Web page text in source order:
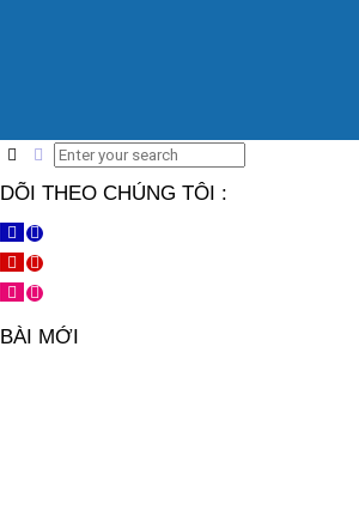
DÕI THEO CHÚNG TÔI :
BÀI MỚI